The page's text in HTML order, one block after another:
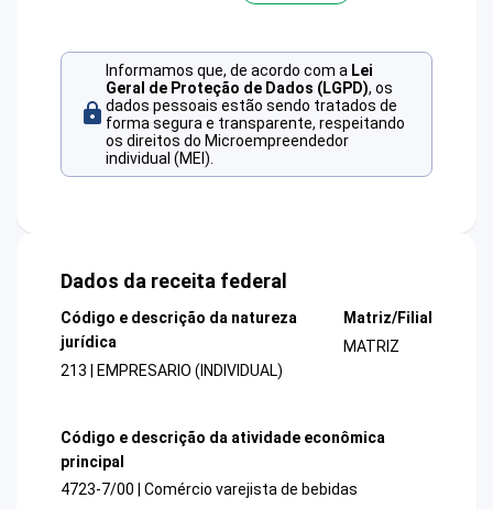
Informamos que, de acordo com a Lei
Geral de Proteção de Dados (LGPD), os
dados pessoais estão sendo tratados de
forma segura e transparente, respeitando
os direitos do Microempreendedor
individual (MEI).
Dados da receita federal
Código e descrição da natureza
jurídica
213 | EMPRESARIO (INDIVIDUAL)
Matriz/Filial
MATRIZ
Código e descrição da atividade econômica
principal
4723-7/00 | Comércio varejista de bebidas